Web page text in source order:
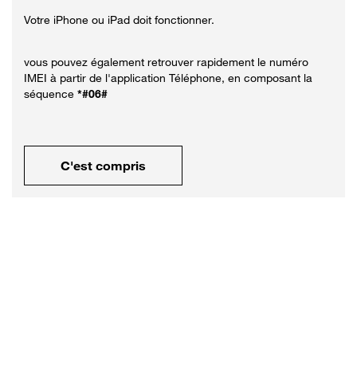
Votre iPhone ou iPad doit fonctionner.
vous pouvez également retrouver rapidement le numéro
IMEI à partir de l'application Téléphone, en composant la
séquence *#06#
C'est compris